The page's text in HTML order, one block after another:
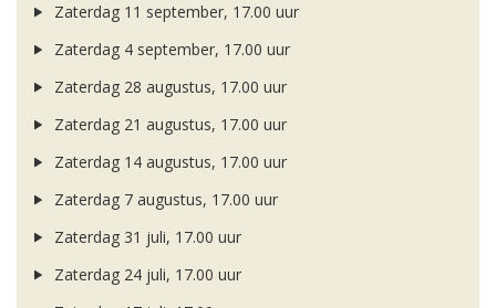
Zaterdag 11 september, 17.00 uur
Zaterdag 4 september, 17.00 uur
Zaterdag 28 augustus, 17.00 uur
Zaterdag 21 augustus, 17.00 uur
Zaterdag 14 augustus, 17.00 uur
Zaterdag 7 augustus, 17.00 uur
Zaterdag 31 juli, 17.00 uur
Zaterdag 24 juli, 17.00 uur